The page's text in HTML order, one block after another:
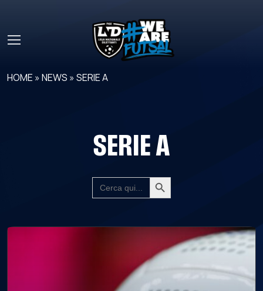
HOME »NEWS »SERIE A
SERIE A
SEARCH
FOR:
Search Button